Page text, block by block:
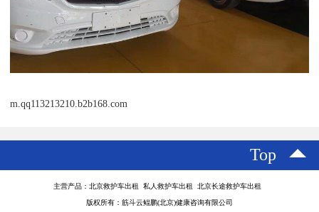
m.qq113213210.b2b168.com
Top
主营产品：北京救护车出租 私人救护车出租 北京长途救护车出租
版权所有：筋斗云鲲鹏(北京)健康咨询有限公司